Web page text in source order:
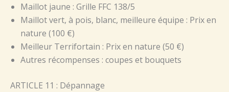
Maillot jaune : Grille FFC 138/5
Maillot vert, à pois, blanc, meilleure équipe : Prix en
nature (100 €)
Meilleur Terrifortain : Prix en nature (50 €)
Autres récompenses : coupes et bouquets
ARTICLE 11 : Dépannage